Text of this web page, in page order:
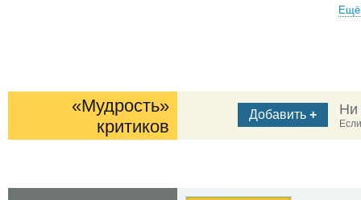
Ещё
«Мудрость»
критиков
Добавить + Ни